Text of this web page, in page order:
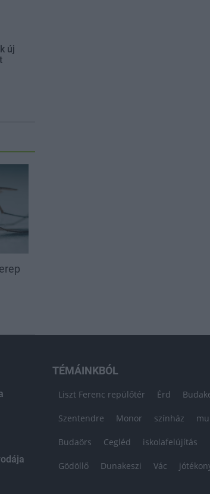
új
TÉMÁINKBÓL
Liszt Ferenc repülőtér Érd
Szentendre Monor színház
Budaörs Cegléd iskolafelújítás
Gödöllő Dunakeszi Vác